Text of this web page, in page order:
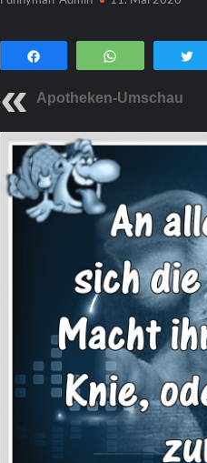
WhatsApp
Apotheken-Umschau